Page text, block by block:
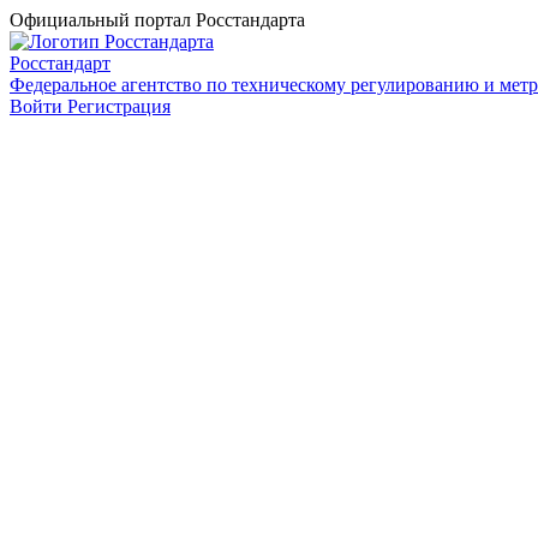
Официальный портал Росстандарта
Росстандарт
Федеральное агентство по техническому регулированию и
Войти Регистрация